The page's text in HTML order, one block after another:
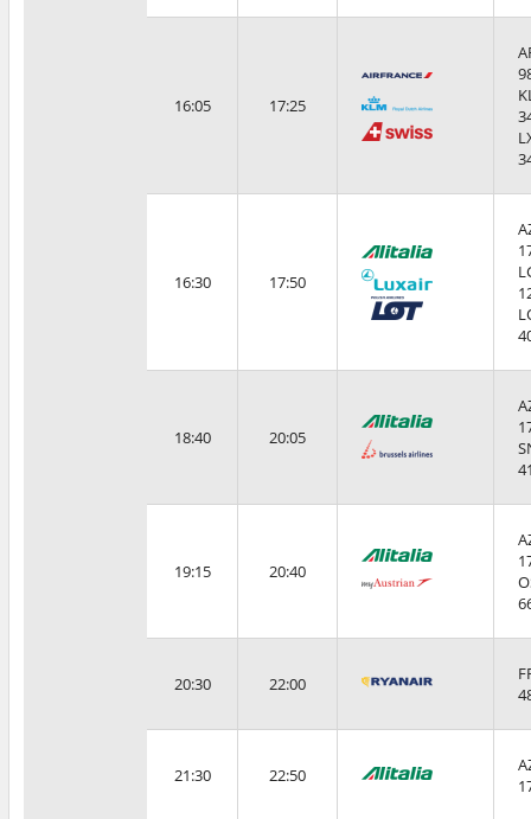
16:05 17:25
16:30 17:50
18:40 20:05
19:15 20:40
20:30 22:00
21:30 22:50